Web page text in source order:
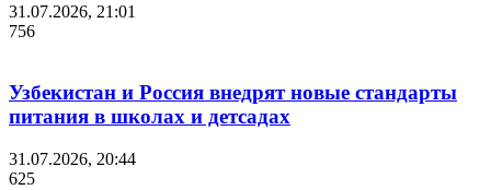
31.07.2026, 21:01
756
Узбекистан и Россия внедрят новые стандарты
питания в школах и детсадах
31.07.2026, 20:44
625